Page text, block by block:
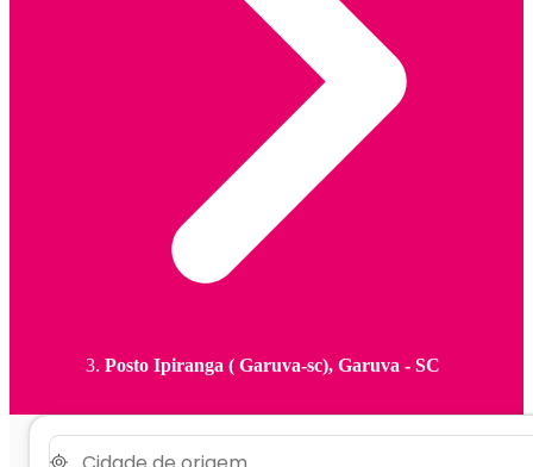
Posto Ipiranga ( Garuva-sc), Garuva - SC